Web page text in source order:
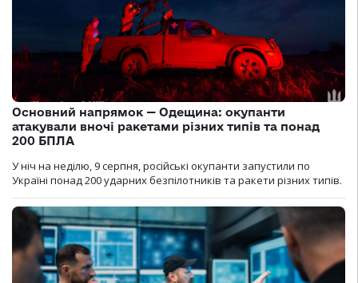
Основний напрямок — Одещина: окупанти
атакували вночі ракетами різних типів та понад
200 БПЛА
У ніч на неділю, 9 серпня, російські окупанти запустили по
Україні понад 200 ударних безпілотників та ракети різних типів.